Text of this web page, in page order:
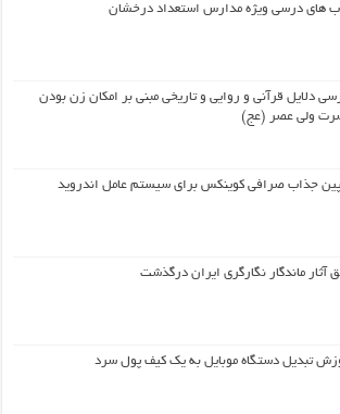
های درسی ویژه مدارس استعداد درخشان
دلایل قرآنی و روایی و تاریخی مبنی بر امکان زن بودن
ولی عصر (عج)
جذاب صرافی کوینکس برای سیستم عامل اندروید
آثار ماندگار نگارگری ایران درگذشت
تبدیل دستگاه موبایل به یک کیف‌ پول سرد